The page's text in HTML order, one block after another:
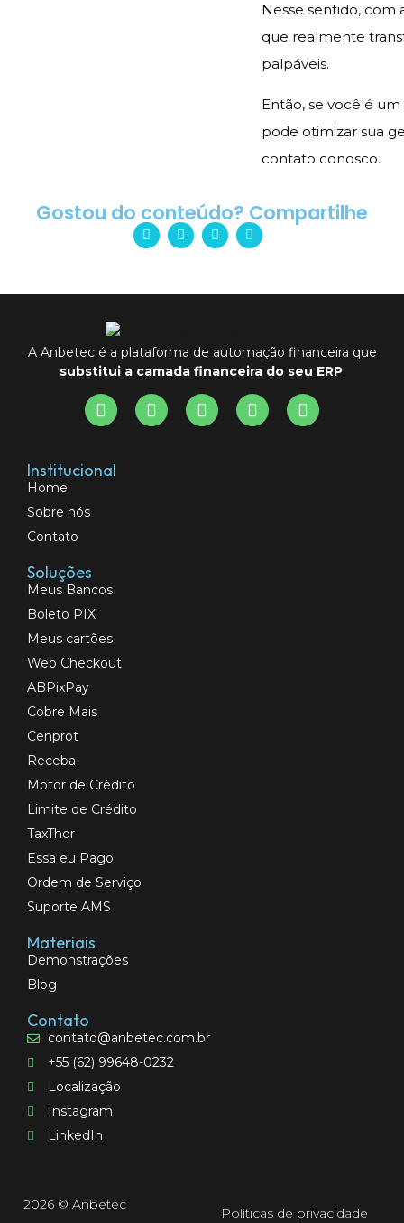
Nesse sentido,
que realmente
palpáveis.
Então, se você é
pode otimizar sua
contato conosco.
Gostou do conteúdo? Compartilhe
A Anbetec é a plataforma de automação financeira que
substitui a camada financeira do seu ERP.
Institucional
Home
Sobre nós
Contato
Soluções
Meus Bancos
Boleto PIX
Meus cartões
Web Checkout
ABPixPay
Cobre Mais
Cenprot
Receba
Motor de Crédito
Limite de Crédito
TaxThor
Essa eu Pago
Ordem de Serviço
Suporte AMS
Materiais
Demonstrações
Blog
Contato
contato@anbetec.com.br
+55 (62) 99648-0232
Localização
Instagram
LinkedIn
2026 © Anbetec
Políticas de privacidade